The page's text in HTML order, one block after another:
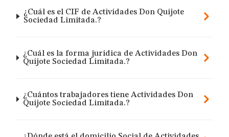
¿Cuál es el CIF de Actividades Don Quijote
Sociedad Limitada.?
¿Cuál es la forma jurídica de Actividades Don
Quijote Sociedad Limitada.?
¿Cuántos trabajadores tiene Actividades Don
Quijote Sociedad Limitada.?